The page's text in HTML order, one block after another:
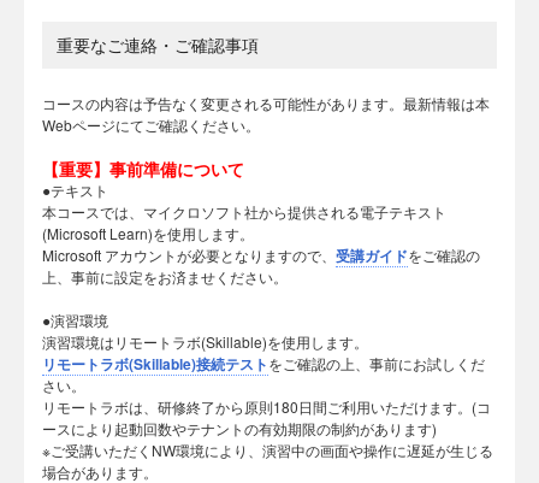
重要なご連絡・ご確認事項
コースの内容は予告なく変更される可能性があります。最新情報は本
Webページにてご確認ください。
【重要】事前準備について
●テキスト
本コースでは、マイクロソフト社から提供される電子テキスト
(Microsoft Learn)を使用します。
Microsoft アカウントが必要となりますので、 受講ガイドをご確認の
上、事前に設定をお済ませください。
●演習環境
演習環境はリモートラボ(Skillable)を使用します。
リモートラボ(Skillable)接続テストをご確認の上、事前にお試しくだ
さい。
リモートラボは、研修終了から原則180日間ご利用いただけます。(コ
ースにより起動回数やテナントの有効期限の制約があります)
※ご受講いただくNW環境により、演習中の画面や操作に遅延が生じる
場合があります。